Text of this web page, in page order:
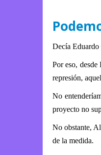
Decía Eduardo
Por eso, desde
represión,
No
proyecto no
No obstante,
de la medida.